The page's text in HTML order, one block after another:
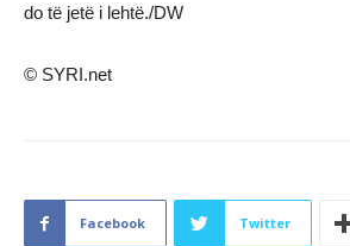
do të jetë i lehtë./DW
© SYRI.net
Facebook Twitter